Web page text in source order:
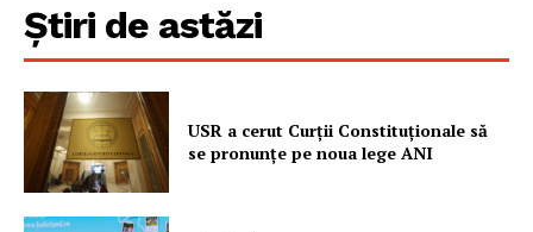
Un proiect
FREEDOM HOUSE ROMÂNIA
Știri de astăzi
USR a cerut Curții Constituționale să
se pronunțe pe noua lege ANI